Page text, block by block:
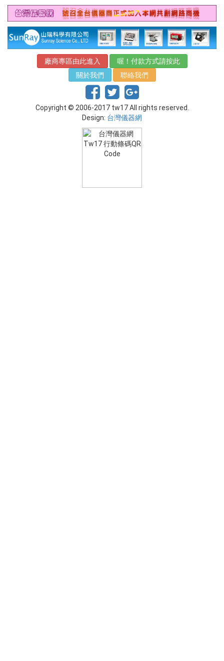
廠商專區由此進入
喔！付款方式請按此
關於我們
聯絡我們
Copyright © 2006-2017 tw17 All rights reserved.
Design: 台灣儀器網